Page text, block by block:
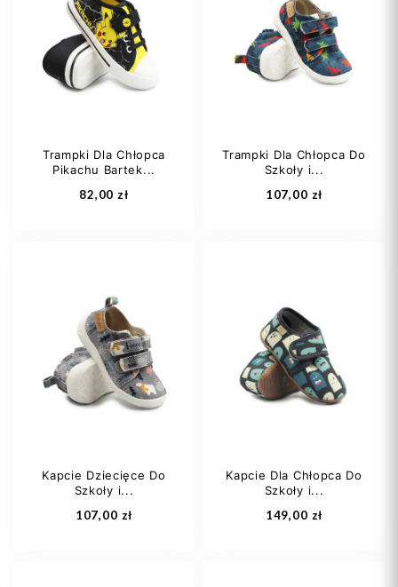
23
Dodaj do koszyka
26
28
29 +4
Dodaj do koszyka
Trampki Dla Chłopca
Pikachu Bartek...
82,00 zł
26
27
28
29 +2
Dodaj do koszyka
Trampki Dla Chłopca Do
Szkoły i...
107,00 zł
21
Dodaj do koszyka
Kapcie Dziecięce Do
Szkoły i...
107,00 zł
Kapcie Dla Chłopca Do
Szkoły i...
149,00 zł